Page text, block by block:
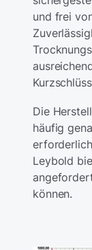
und frei
Die
häufig
Leybold
können.